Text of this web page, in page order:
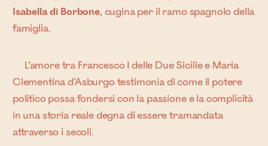
Isabella di Borbone, cugina per il ramo spagnolo della
famiglia.
L’amore tra Francesco I delle Due Sicilie e Maria
Clementina d’Asburgo testimonia di come il potere
politico possa fondersi con la passione e la complicità
in una storia reale degna di essere tramandata
attraverso i secoli.